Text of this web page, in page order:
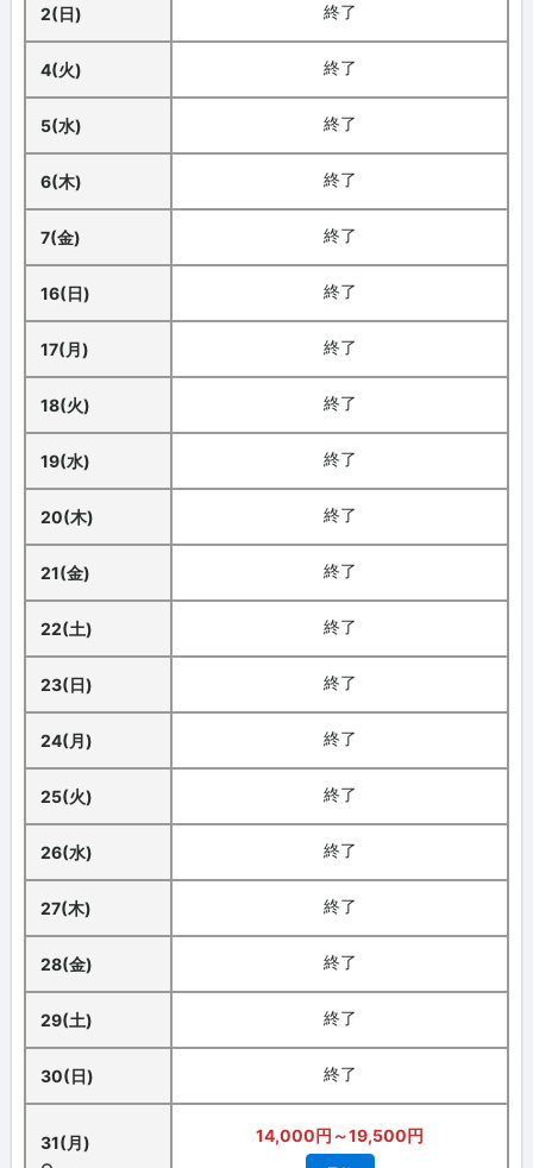
2(日) 終了
4(火) 終了
5(水) 終了
6(木) 終了
7(金) 終了
16(日) 終了
17(月) 終了
18(火) 終了
19(水) 終了
20(木) 終了
21(金) 終了
22(土) 終了
23(日) 終了
24(月) 終了
25(火) 終了
26(水) 終了
27(木) 終了
28(金) 終了
29(土) 終了
30(日) 終了
31(月) 14,000円～19,500円